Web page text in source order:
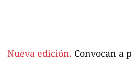
Nueva edición. Convocan a